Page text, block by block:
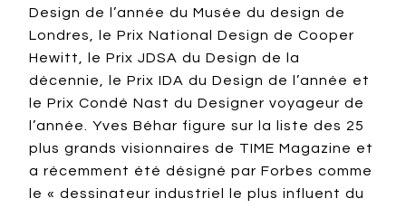
Design de l’année du Musée du design de
Londres, le Prix National Design de Cooper
Hewitt, le Prix JDSA du Design de la
décennie, le Prix IDA du Design de l’année et
le Prix Condé Nast du Designer voyageur de
l’année. Yves Béhar figure sur la liste des 25
plus grands visionnaires de TIME Magazine et
a récemment été désigné par Forbes comme
le « dessinateur industriel le plus influent du